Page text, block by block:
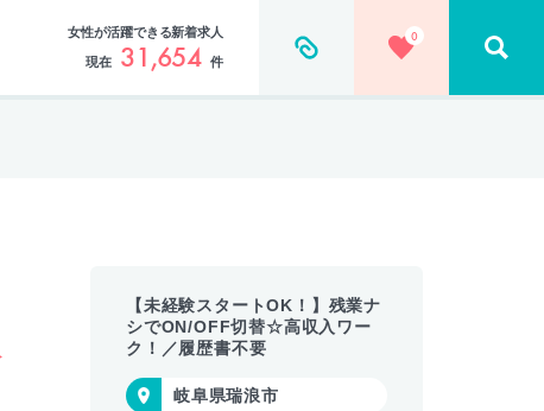
女性が活躍できる新着求人
現在 31,654 件
0
【未経験スタートOK！】残業ナ
シでON/OFF切替☆高収入ワー
ク！／履歴書不要
岐阜県瑞浪市